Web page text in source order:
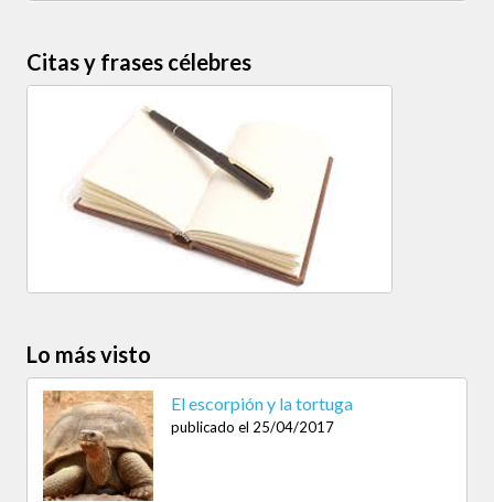
Citas y frases célebres
Lo más visto
El escorpión y la tortuga
publicado el 25/04/2017